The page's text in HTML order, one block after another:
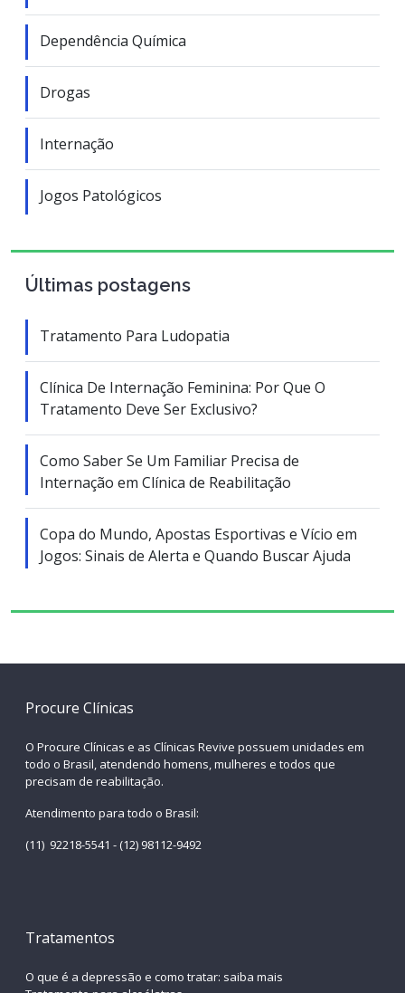
Dependência Química
Drogas
Internação
Jogos Patológicos
Últimas postagens
Tratamento Para Ludopatia
Clínica De Internação Feminina: Por Que O
Tratamento Deve Ser Exclusivo?
Como Saber Se Um Familiar Precisa de
Internação em Clínica de Reabilitação
Copa do Mundo, Apostas Esportivas e Vício em
Jogos: Sinais de Alerta e Quando Buscar Ajuda
Procure Clínicas
O Procure Clínicas e as Clínicas Revive possuem unidades em
todo o Brasil, atendendo homens, mulheres e todos que
precisam de reabilitação.
Atendimento para todo o Brasil:
(11) 92218-5541 - (12) 98112-9492
Tratamentos
O que é a depressão e como tratar: saiba mais